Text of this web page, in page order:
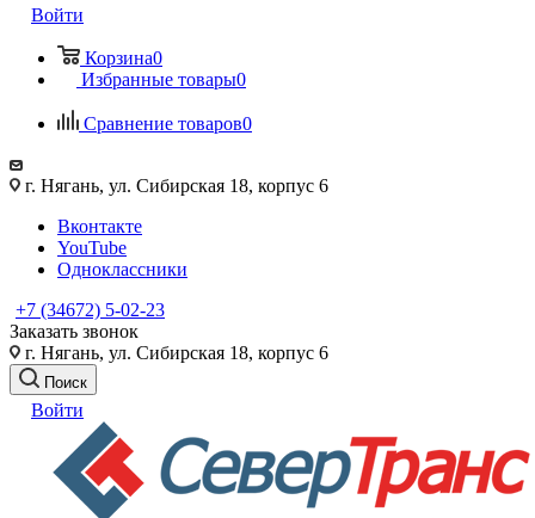
Войти
Корзина0
Избранные товары0
Сравнение товаров0
г. Нягань, ул. Сибирская 18, корпус 6
Вконтакте
YouTube
Одноклассники
+7 (34672) 5-02-23
Заказать звонок
г. Нягань, ул. Сибирская 18, корпус 6
Поиск
Войти